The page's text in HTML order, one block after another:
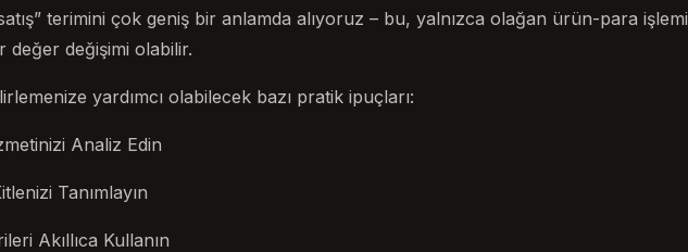
terimini çok geniş bir anlamda alıyoruz – bu, yalnızca olağan ürün-para işlemi
değer değişimi olabilir.
yardımcı olabilecek bazı pratik ipuçları:
Analiz Edin
Tanımlayın
Akıllıca Kullanın